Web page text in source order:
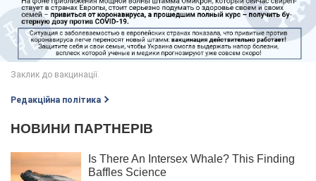
Редакційна політика